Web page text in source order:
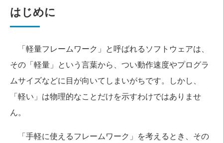
はじめに
「軽量フレームワーク」と呼ばれるソフトウェアは、
その「軽量」という言葉から、つい動作速度やプログラ
ムサイズなどに目が向いてしまいがちです。しかし、
「軽い」は物理的なことだけを示すわけではありませ
ん。
「手軽に使えるフレームワーク」を考えるとき、その